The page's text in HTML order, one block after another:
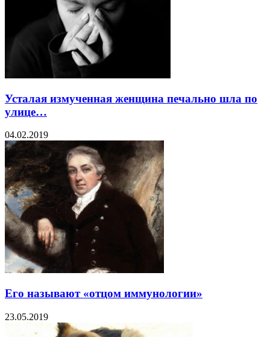
Усталая измученная женщина печально шла по
улице…
04.02.2019
Его называют «отцом иммунологии»
23.05.2019